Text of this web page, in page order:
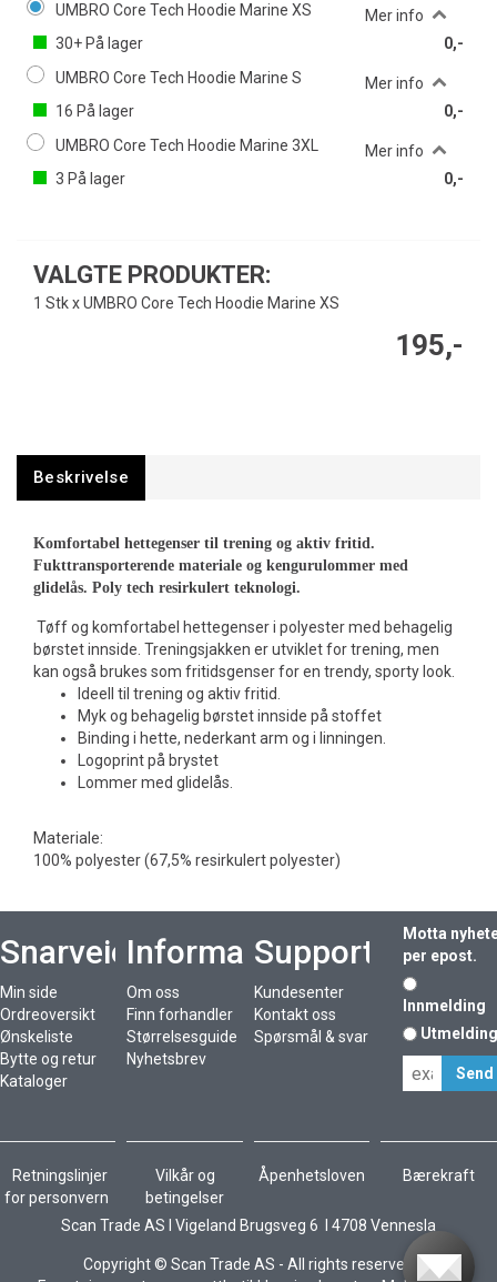
UMBRO Core Tech Hoodie Marine XS
Mer info
30+ På lager
0,-
UMBRO Core Tech Hoodie Marine S
Mer info
16 På lager
0,-
UMBRO Core Tech Hoodie Marine 3XL
Mer info
3 På lager 0,-
VALGTE PRODUKTER:
1 Stk x UMBRO Core Tech Hoodie Marine XS
195,-
Beskrivelse
Komfortabel hettegenser til trening og aktiv fritid.
Fukttransporterende materiale og kengurulommer med
glidelås. Poly tech resirkulert teknologi.
Tøff og komfortabel hettegenser i polyester med behagelig
børstet innside. Treningsjakken er utviklet for trening, men
kan også brukes som fritidsgenser for en trendy, sporty look.
Ideell til trening og aktiv fritid.
Myk og behagelig børstet innside på stoffet
Binding i hette, nederkant arm og i linningen.
Logoprint på brystet
Lommer med glidelås.
Materiale:
100% polyester (67,5% resirkulert polyester)
Snarveier
Min side
Ordreoversikt
Ønskeliste
Bytte og retur
Kataloger
Informasjon
Om oss
Finn forhandler
Størrelsesguide
Nyhetsbrev
Support
Kundesenter
Kontakt oss
Spørsmål & svar
Motta
per epost.
Innmelding
Retningslinjer
for personvern
Vilkår og
betingelser
Åpenhetsloven Bærekraft
Scan Trade AS I Vigeland Brugsveg 6 I 4708 Vennesla
Copyright © Scan Trade AS - All rights reserved